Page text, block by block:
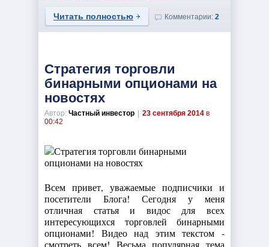
Читать полностью Комментарии: 2
Стратегия торговли
бинарными опционами на
новостях
Автор: Частный инвестор 23 сентября 2014 в
00:42
Всем привет, уважаемые подписчики и
посетители Блога! Сегодня у меня
отличная статья и видос для всех
интересующихся торговлей бинарными
опционами! Видео над этим текстом -
смотреть всем! Весьма популярная тема